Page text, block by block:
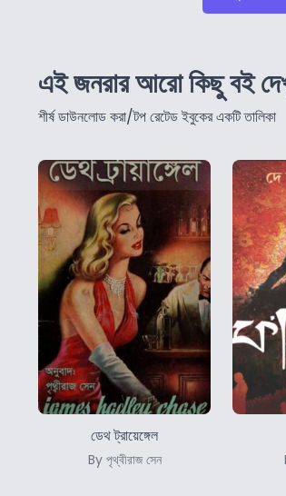
এই জনরার আরো কিছু বই
শীর্ষ ডাউনলোড করা/টপ রেটেড ইবুকের একটি তালিকা
ডেথ ট্রায়েঙ্গেল
By পৃথ্বীরাজ সেন